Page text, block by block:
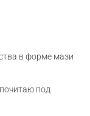
в форме мази
под